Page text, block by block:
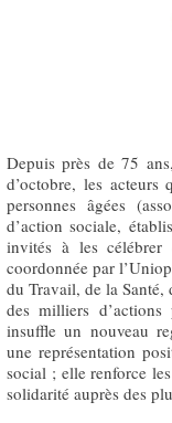
Depuis près de 75 ans, tout au long de la première semaine
d’octobre, les
personnes âgées
d’action sociale,
invités à les célébrer
coordonnée par
du Travail, de la Santé,
des milliers
insuffle un nouveau
une représentation
social ; elle renforce
solidarité auprès des